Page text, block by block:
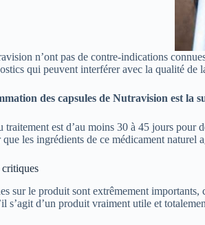
n’ont pas de contre-indications
qui peuvent interférer avec la qualité de
des capsules de Nutravision est la
traitement est d’au moins 30 à 45 jours
les ingrédients de ce médicament naturel
sur le produit sont extrêmement
s’agit d’un produit vraiment utile et